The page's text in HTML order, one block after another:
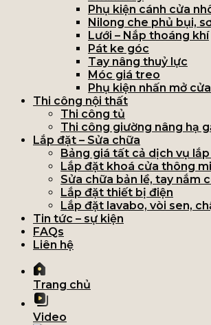
Phụ kiện cánh cửa
Nilong che phủ bụi,
Lưới – Nắp thoáng khí
Pát ke góc
Tay nâng thuỷ lực
Móc giá treo
Phụ kiện nhấn mở
Thi công nội thất
Thi công tủ
Thi công giường nâng hạ
Lắp đặt – Sửa chữa
Bảng giá tất cả dịch vụ
Lắp đặt khoá cửa thông
Sửa chữa bản lề, tay nắm
Lắp đặt thiết bị điện
Lắp đặt lavabo, vòi sen,
Tin tức – sự kiện
FAQs
Liên hệ
Trang chủ
Video